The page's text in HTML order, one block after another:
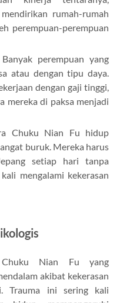
rumah-rumah
perempuan-perempuan
perempuan yang
atau dengan tipu daya.
dengan gaji tinggi,
mereka di paksa menjadi
Chuku Nian Fu hidup
buruk. Mereka harus
setiap hari tanpa
mengalami kekerasan
Nian Fu yang
akibat kekerasan
Trauma ini sering kali